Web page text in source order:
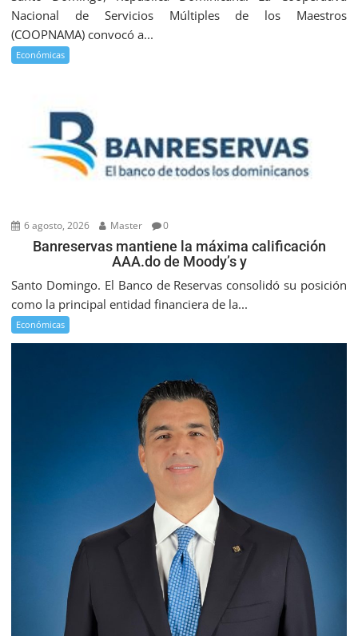
Nacional de Servicios Múltiples de los Maestros
(COOPNAMA) convocó a...
Económicas
6 agosto, 2026 Master 0
Banreservas mantiene la máxima calificación
AAA.do de Moody’s y
Santo Domingo. El Banco de Reservas consolidó su posición
como la principal entidad financiera de la...
Económicas